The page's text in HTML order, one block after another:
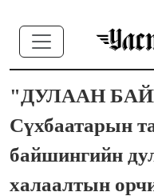
"ДУЛААН
Сүхбаатарын
байшингийн
халаалтын